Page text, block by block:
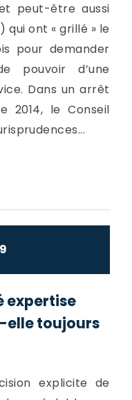
peut-être aussi
qui ont « grillé » le
pour demander
pouvoir d’une
Dans un arrêt
2014, le Conseil
expertise
toujours
explicite de